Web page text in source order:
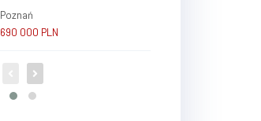
Poznań
690 000 PLN